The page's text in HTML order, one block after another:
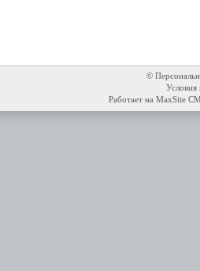
©
Условия
Работает на MaxSite